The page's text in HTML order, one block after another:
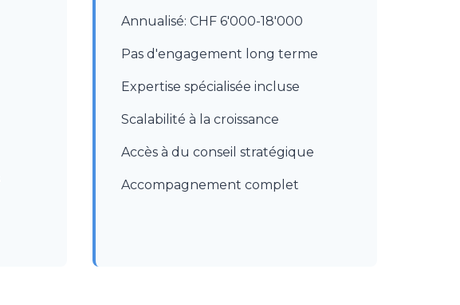
Annualisé: CHF 6'000-18'000
Pas d'engagement long terme
Expertise spécialisée incluse
Scalabilité à la croissance
Accès à du conseil stratégique
Accompagnement complet